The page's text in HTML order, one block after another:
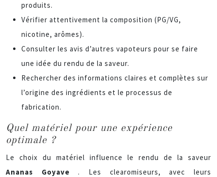
produits.
Vérifier attentivement la composition (PG/VG,
nicotine, arômes).
Consulter les avis d’autres vapoteurs pour se faire
une idée du rendu de la saveur.
Rechercher des informations claires et complètes sur
l’origine des ingrédients et le processus de
fabrication.
Quel matériel pour une expérience
optimale ?
Le choix du matériel influence le rendu de la saveur
Ananas Goyave . Les clearomiseurs, avec leurs